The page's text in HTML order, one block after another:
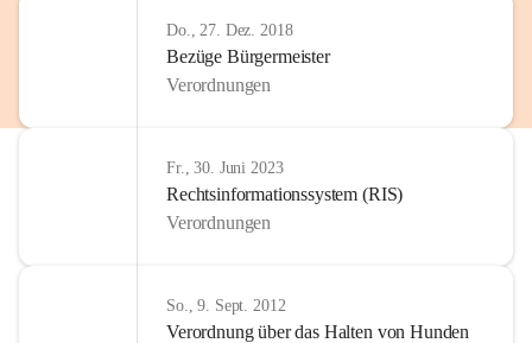
Do., 27. Dez. 2018
Bezüge Bürgermeister
Verordnungen
Fr., 30. Juni 2023
Rechtsinformationssystem (RIS)
Verordnungen
So., 9. Sept. 2012
Verordnung über das Halten von Hunden